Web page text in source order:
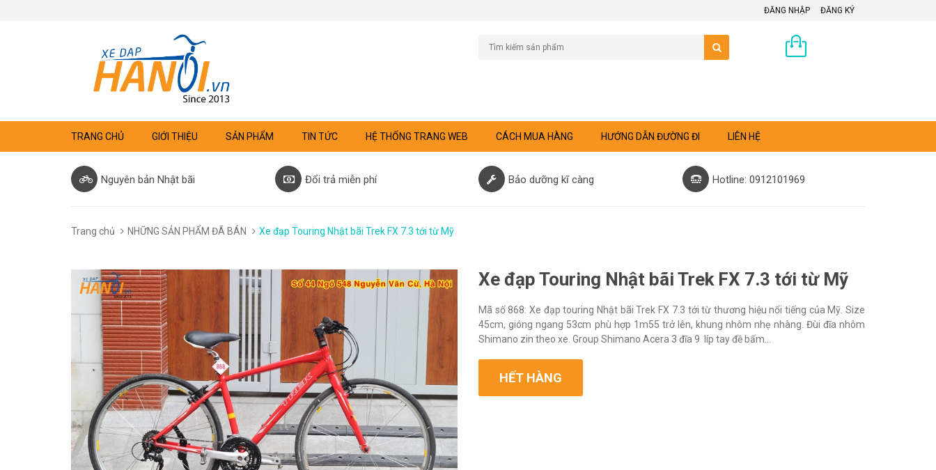
ĐĂNG NHẬP ĐĂNG KÝ
TRANG CHỦ GIỚI THIỆU SẢN PHẨM TIN TỨC HỆ THỐNG TRANG WEB CÁCH MUA HÀNG HƯỚNG DẪN ĐƯỜNG ĐI LIÊN HỆ
Nguyên bản Nhật bãi Đổi trả miễn phí Bảo dưỡng kĩ càng Hotline: 0912101969
Trang chủ NHỮNG SẢN PHẨM ĐÃ BÁN Xe đạp Touring Nhật bãi Trek FX 7.3 tới từ Mỹ
Xe đạp Touring Nhật bãi Trek FX 7.3 tới từ Mỹ
Mã số 868: Xe đạp touring Nhật bãi Trek FX 7.3 tới từ thương hiệu nổi tiếng của Mỹ. Size
45cm, gióng ngang 53cm phù hợp 1m55 trở lên, khung nhôm nhẹ nhàng. Đùi đĩa nhôm
Shimano zin theo xe. Group Shimano Acera 3 đĩa 9 líp tay đề bấm...
HẾT HÀNG